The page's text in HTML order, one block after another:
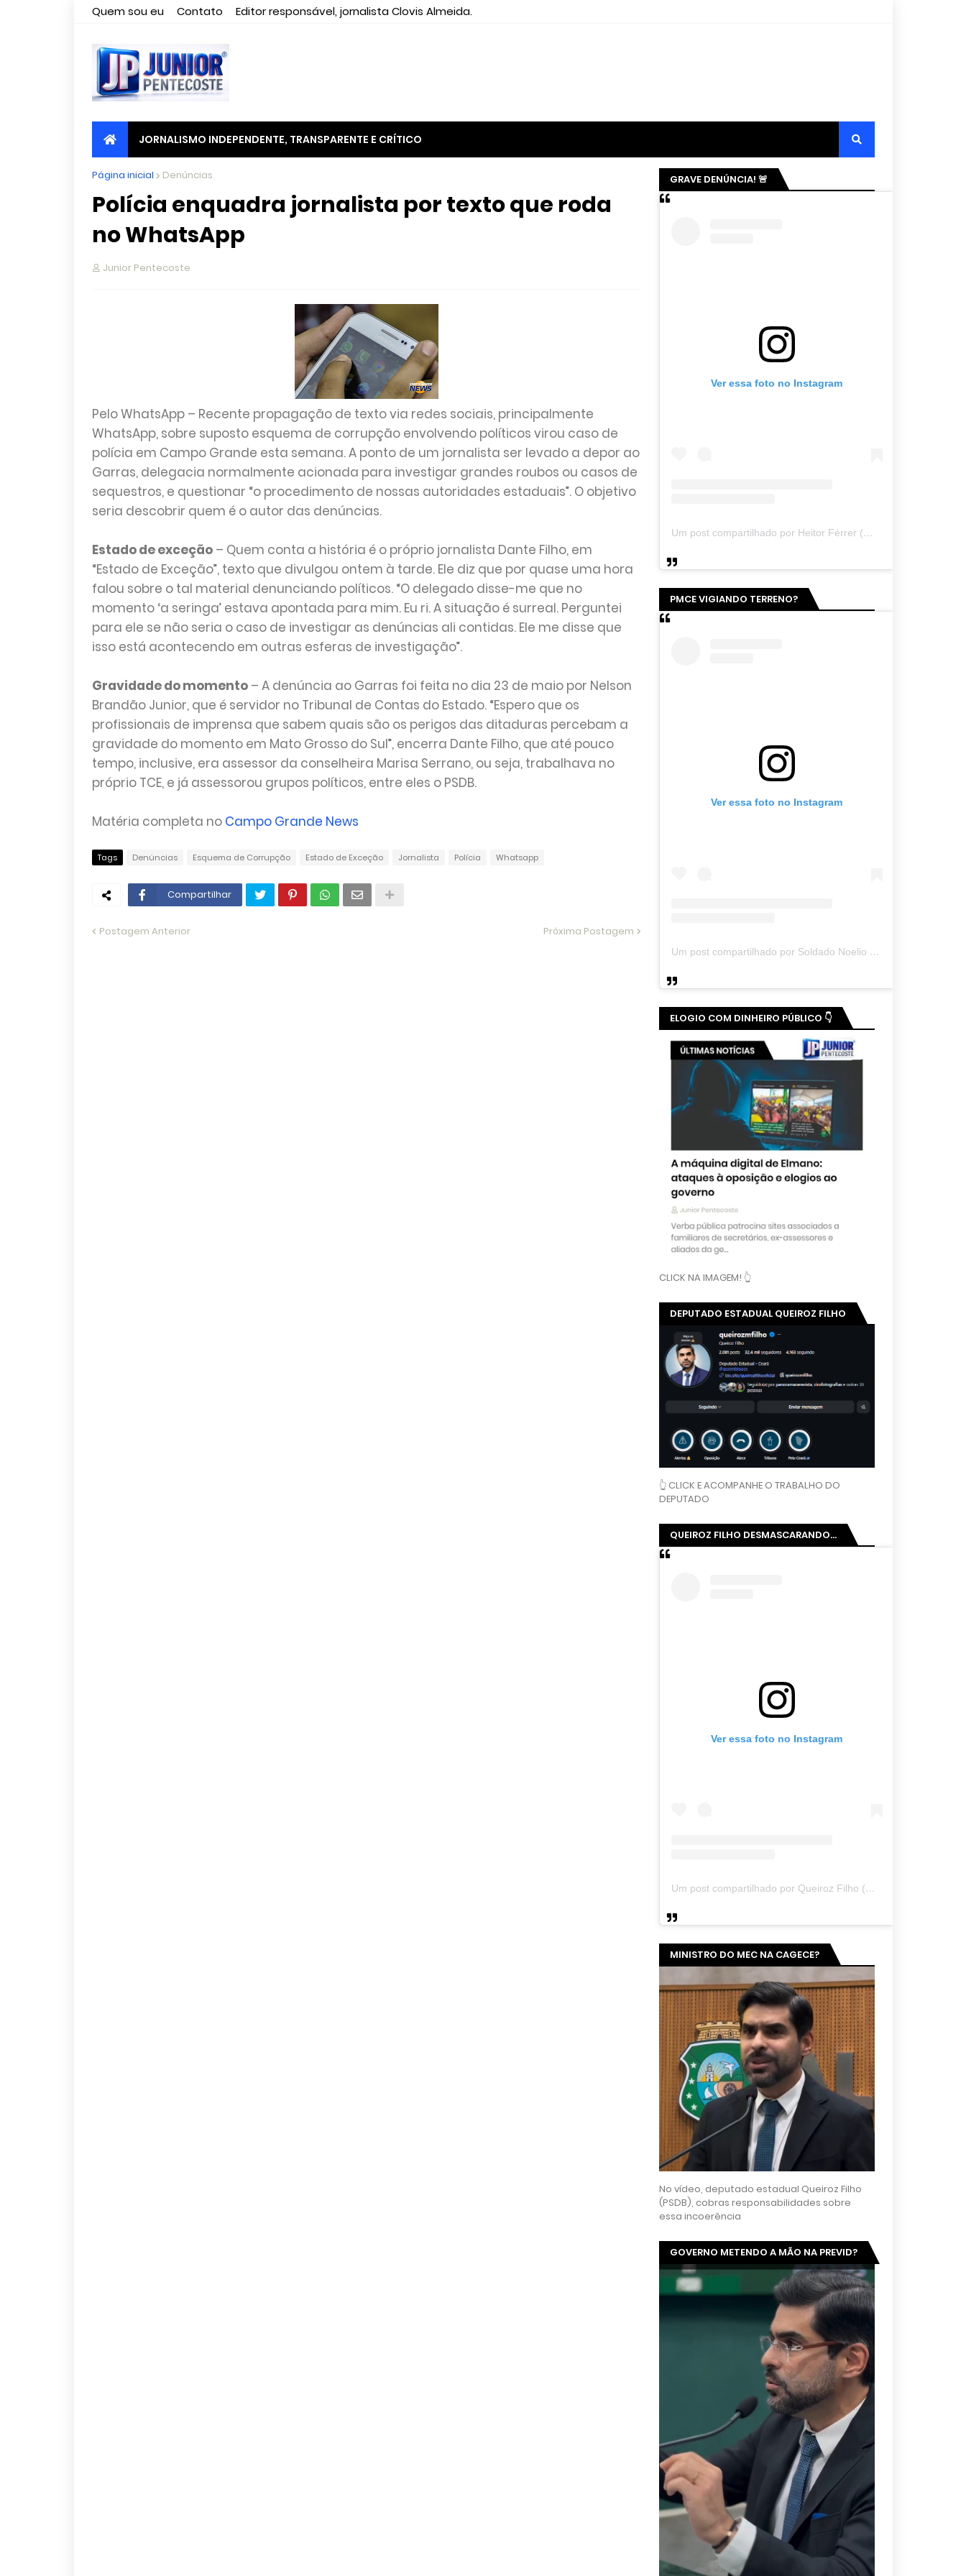
Quem sou eu Contato Editor responsável, jornalista Clovis Almeida.
JORNALISMO INDEPENDENTE, TRANSPARENTE E CRÍTICO
Página inicial Denúncias
Polícia enquadra jornalista por texto que roda
no WhatsApp
Junior Pentecoste
Pelo WhatsApp – Recente propagação de texto via redes sociais, principalmente
WhatsApp, sobre suposto esquema de corrupção envolvendo políticos virou caso de
polícia em Campo Grande esta semana. A ponto de um jornalista ser levado a depor ao
Garras, delegacia normalmente acionada para investigar grandes roubos ou casos de
sequestros, e questionar “o procedimento de nossas autoridades estaduais”. O objetivo
seria descobrir quem é o autor das denúncias.
Estado de exceção– Quem conta a história é o próprio jornalista Dante Filho, em
“Estado de Exceção”, texto que divulgou ontem à tarde. Ele diz que por quase uma hora
falou sobre o tal material denunciando políticos. “O delegado disse-me que no
momento ‘a seringa’ estava apontada para mim. Eu ri. A situação é surreal. Perguntei
para ele se não seria o caso de investigar as denúncias ali contidas. Ele me disse que
isso está acontecendo em outras esferas de investigação”.
Gravidade do momento– A denúncia ao Garras foi feita no dia 23 de maio por Nelson
Brandão Junior, que é servidor no Tribunal de Contas do Estado. “Espero que os
profissionais de imprensa que sabem quais são os perigos das ditaduras percebam a
gravidade do momento em Mato Grosso do Sul”, encerra Dante Filho, que até pouco
tempo, inclusive, era assessor da conselheira Marisa Serrano, ou seja, trabalhava no
próprio TCE, e já assessorou grupos políticos, entre eles o PSDB.
Matéria completa no Campo Grande News
Tags Denúncias Esquema de Corrupção Estado de Exceção Jornalista Polícia Whatsapp
Compartilhar
Postagem Anterior Próxima Postagem
GRAVE DENÚNCIA! 🚨
Ver essa foto no Instagram
Um post compartilhado por Heitor Férrer (@heitor_ferrer77)
PMCE VIGIANDO TERRENO?
Ver essa foto no Instagram
Um post compartilhado por Soldado Noelio (@soldadonoelio)
ELOGIO COM DINHEIRO PÚBLICO 👇
CLICK NA IMAGEM! 👆
DEPUTADO ESTADUAL QUEIROZ FILHO
👆 CLICK E ACOMPANHE O TRABALHO DO
DEPUTADO
QUEIROZ FILHO DESMASCARANDO...
Ver essa foto no Instagram
Um post compartilhado por Queiroz Filho (@queirozmfilho)
MINISTRO DO MEC NA CAGECE?
No vídeo, deputado estadual Queiroz Filho
(PSDB), cobras responsabilidades sobre
essa incoerência
GOVERNO METENDO A MÃO NA PREVID?